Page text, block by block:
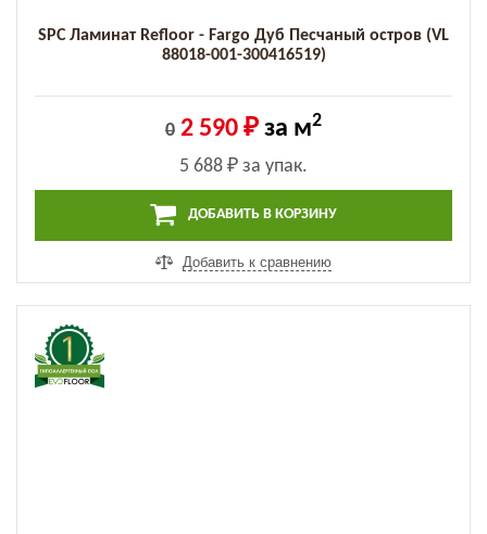
SPC Ламинат Refloor - Fargo Дуб Песчаный остров (VL
88018-001-300416519)
0 2 590 ₽ за м2
5 688 ₽ за упак.
ДОБАВИТЬ В КОРЗИНУ
Добавить к сравнению